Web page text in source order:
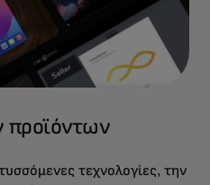
προϊόντων
τεχνολογίες, την